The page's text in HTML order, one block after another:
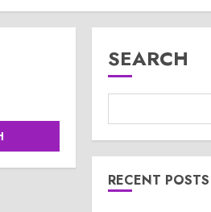
SEARCH
RECENT POSTS